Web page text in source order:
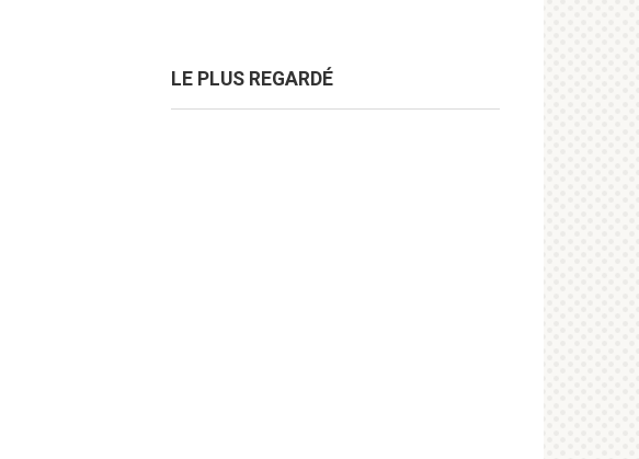
LE PLUS REGARDÉ